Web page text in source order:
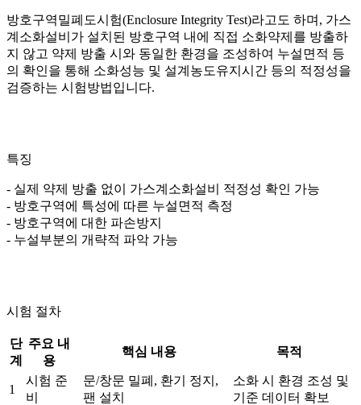
방호구역밀폐도시험(Enclosure Integrity Test)라고도 하며, 가스
계소화설비가 설치된 방호구역 내에 직접 소화약제를 방출하
지 않고 약제 방출 시와 동일한 환경을 조성하여 누설면적 등
의 확인을 통해 소화성능 및 설계농도유지시간 등의 적정성을
검증하는 시험방법입니다.
특징
- 실제 약제 방출 없이 가스계소화설비 적정성 확인 가능
- 방호구역에 특성에 따른 누설면적 측정
- 방호구역에 대한 파손방지
- 누설부분의 개략적 파악 가능
시험 절차
단
계
주요 내
용
핵심 내용 목적
1
시험 준
비
문/창문 밀폐, 환기 정지,
팬 설치
소화 시 환경 조성 및
기준 데이터 확보